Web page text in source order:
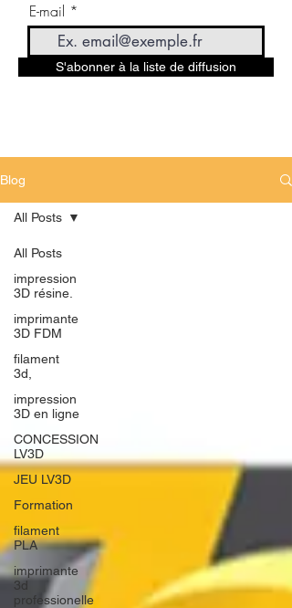
E-mail
S'abonner à la liste de diffusion
Blog
All Posts
impression
3D résine.
imprimante
3D FDM
filament
3d,
impression
3D en ligne
CONCESSION
LV3D
JEU LV3D
Formation
filament
PLA
imprimante
3d
professionelle
All Posts